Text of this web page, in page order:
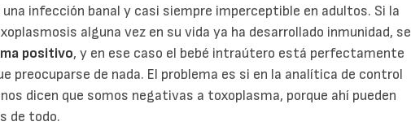
infección banal y casi siempre imperceptible en adultos. Si la
alguna vez en su vida ya ha desarrollado inmunidad, se
positivo, y en ese caso el bebé intraútero está perfectamente
preocuparse de nada. El problema es si en la analítica de control
dicen que somos negativas a toxoplasma, porque ahí pueden
de todo.